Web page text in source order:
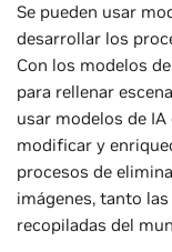
Se pueden usar
desarrollar los
Con los modelos
para rellenar
usar modelos de
modificar y
procesos de
imágenes, tanto
recopiladas del